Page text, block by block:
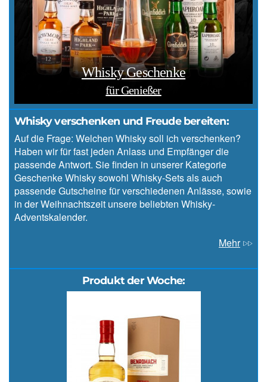
Whisky Geschenke
für Genießer
Whisky verschenken und Freude bereiten:
Auf die Frage: Welchen Whisky soll ich verschenken?
Haben wir für fast jeden Anlass und Empfänger die
passende Antwort. Sie finden in unserer Kategorie
Geschenke Whisky sowohl Whisky-Sets als auch
passende Gutscheine für verschiedenen Anlässe, sowie
in der Weihnachtszeit unsere beliebten Whisky-
Adventskalender.
Mehr
Produkt der Woche: